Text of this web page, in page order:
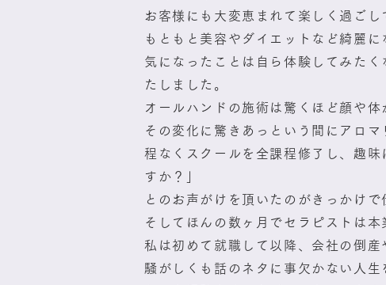
お客様にも大変恵まれて楽しく過ご
もともと美容やダイエットなど綺麗
気になったことは自ら体験してみた
たしました。
オールハンドの施術は驚くほど顔や
その変化に驚きあっという間にアロ
程なくスクールを全課程修了し、趣
すか？」
とのお声がけを頂いたのがきっかけ
そしてほんの数ヶ月でセラピストは
私は初めて就職して以降、会社の倒
騒がしくも話のネタに事欠かない人生